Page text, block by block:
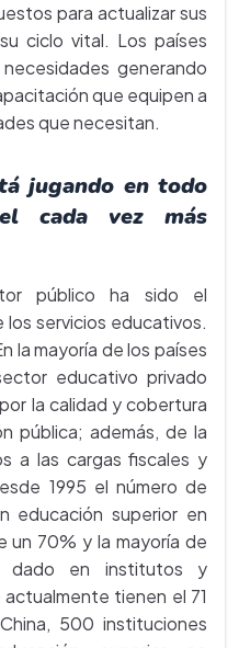
para actualizar sus
ciclo vital. Los países
generando
que equipen a
que necesitan.
jugando en todo
cada vez más
público ha sido el
servicios educativos.
la mayoría de los países
educativo privado
la calidad y cobertura
pública; además, de la
a las cargas fiscales y
1995 el número de
educación superior en
un 70% y la mayoría de
dado en institutos y
tienen el 71
500 instituciones